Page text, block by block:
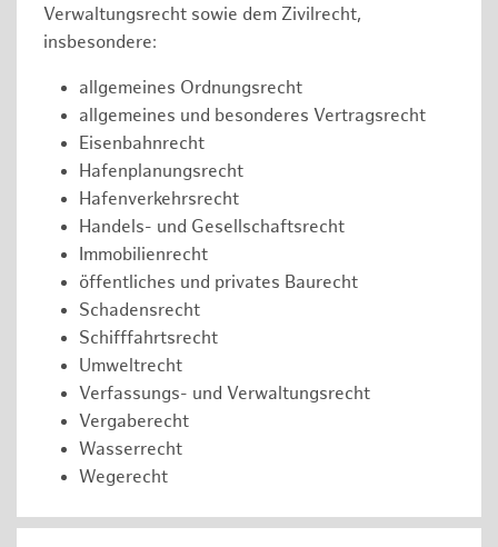
Verwaltungsrecht sowie dem Zivilrecht,
insbesondere:
allgemeines Ordnungsrecht
allgemeines und besonderes Vertragsrecht
Eisenbahnrecht
Hafenplanungsrecht
Hafenverkehrsrecht
Handels- und Gesellschaftsrecht
Immobilienrecht
öffentliches und privates Baurecht
Schadensrecht
Schifffahrtsrecht
Umweltrecht
Verfassungs- und Verwaltungsrecht
Vergaberecht
Wasserrecht
Wegerecht